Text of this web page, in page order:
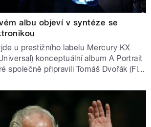
albu objeví v syntéze se
u prestižního labelu Mercury KX
konceptuální album A Portrait
společně připravili Tomáš Dvořák (Fl...